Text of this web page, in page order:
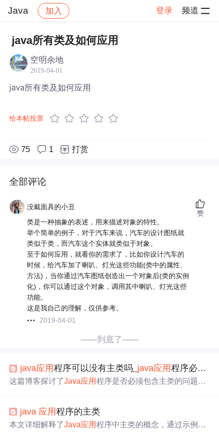
Java 加入 登录 频道
社区 Java 帖子详情
java所有类及如何应用
空明余地
2019-04-01
java所有类及如何应用
给本帖投票
75 1 打赏
全部评论
没戴面具的小丑
类是一种抽象的表述，用来描述对象的特性。
举个简单的例子，对于汽车来说，汽车的设计图纸就
类似于类，而汽车这个实体就类似于对象。
至于如何应用，就看你的需求了，比如你设计汽车的
时候，给汽车加了喇叭、灯光这些功能(类中的属性、
方法)，当你通过汽车图纸创造出一个对象后(类的实例
化)，你可以通过这个对象，调用其中喇叭、灯光这些
功能。
这是我自己的理解，仅供参考。
2019-04-01
赞
——到底了——
java应用程序可以没有主类吗_ java应用程序必须要有主类
这篇博客探讨了Java应用程序是否必须包含主类的问题，
运行程序。此外，内容还涉及了
如JDK的编译器、Java程序运行环境等。
java 应用程序的主类
本文详细解释了Java应用程序中主类的概念，通过示例代